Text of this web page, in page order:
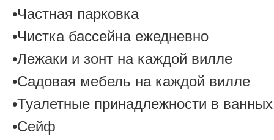
•Частная парковка
•Чистка бассейна ежедневно
•Лежаки и зонт на каждой вилле
•Садовая мебель на каждой вилле
•Туалетные принадлежности в
•Сейф